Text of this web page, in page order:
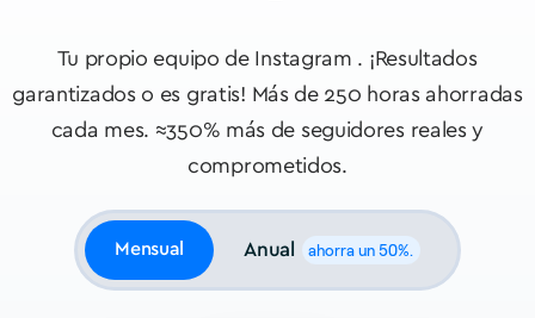
Tu propio equipo de Instagram . ¡Resultados
garantizados o es gratis! Más de 250 horas ahorradas
cada mes. ≈350% más de seguidores reales y
comprometidos.
Anual ahorra un 50%.
Mensual